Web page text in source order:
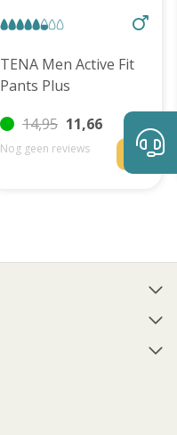
TENA Men Active Fit
Pants Plus
14,95 11,66
Nog geen reviews